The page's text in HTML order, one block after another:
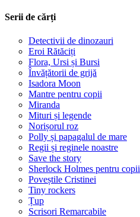
Serii de cărți
Detectivii de dinozauri
Eroi Rătăciți
Flora, Ursi și Bursi
Învățătorii de grijă
Isadora Moon
Mantre pentru copii
Miranda
Mituri și legende
Norișorul roz
Polly și papagalul de mare
Regii și reginele noastre
Save the story
Sherlock Holmes pentru copii
Poveștile Cristinei
Tiny rockers
Țup
Scrisori Remarcabile